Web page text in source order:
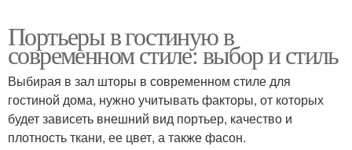
Портьеры в гостиную в
современном стиле: выбор и стиль
Выбирая в зал шторы в современном стиле для
гостиной дома, нужно учитывать факторы, от которых
будет зависеть внешний вид портьер, качество и
плотность ткани, ее цвет, а также фасон.